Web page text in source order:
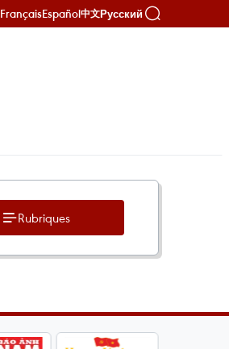
FrançaisEspañol中文Русский
Rubriques